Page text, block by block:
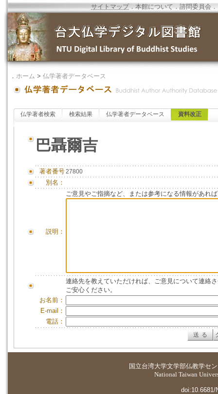
サイトマップ．本館について ．諮問委員会 ．
． ホーム > 仏学著者データベース
仏学著者検索 検索結果 仏学著者データベース 資料改正
巴聶爾吉
著者番号27800
別名：
説明：
ご意見やご指摘など、または参考になる情報があれ
連絡先を教えていただければ、ご意見について連絡
ご安心ください。
お名前：
E-mail：
電話：
国立台湾大学文学部仏教学セ
National Taiwan
doi:10.6681/